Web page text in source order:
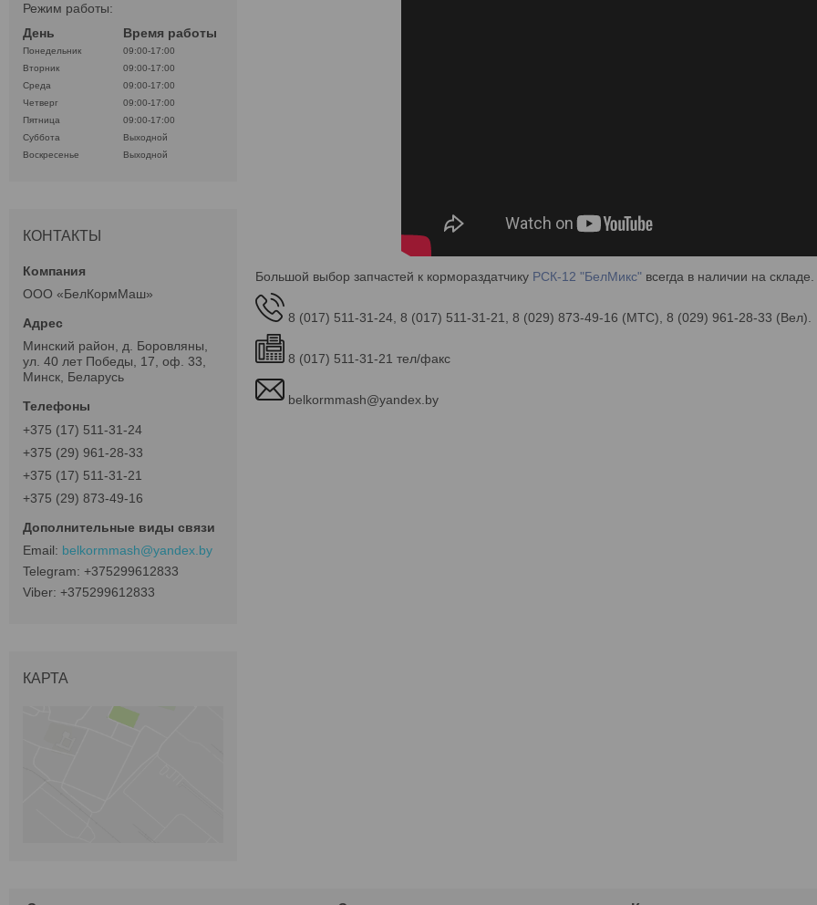
Большой выбор запчастей к кормораздатчику РСК-12 "БелМикс" всегда в наличии на
8 (017) 511-31-24, 8 (017) 511-31-21, 8 (029) 873-49-16 (МТС), 8 (029) 961-28-33 (Вел).
8 (017) 511-31-21 тел/факс
belkormmash@yandex.by
Режим работы:
День
Время работы
Понедельник
09:00-17:00
Вторник
09:00-17:00
Среда
09:00-17:00
Четверг
09:00-17:00
Пятница
09:00-17:00
Суббота
Выходной
Воскресенье
Выходной
КОНТАКТЫ
ООО «БелКормМаш»
Минский район, д. Боровляны,
ул. 40 лет Победы, 17, оф. 33,
Минск, Беларусь
+375 (17) 511-31-24
+375 (29) 961-28-33
+375 (17) 511-31-21
+375 (29) 873-49-16
belkormmash@yandex.by
+375299612833
+375299612833
КАРТА